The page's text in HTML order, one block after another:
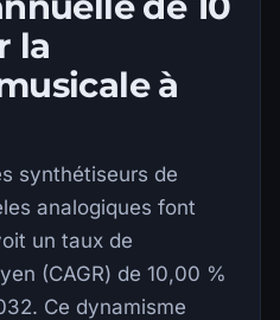
la
à
synthétiseurs de
analogiques font
un taux de
(CAGR) de 10,00 %
Ce dynamisme